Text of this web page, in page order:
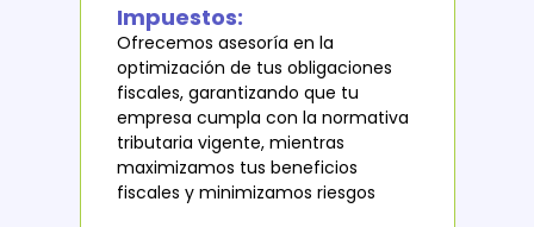
Impuestos:
Ofrecemos asesoría en la
optimización de tus obligaciones
fiscales, garantizando que tu
empresa cumpla con la normativa
tributaria vigente, mientras
maximizamos tus beneficios
fiscales y minimizamos riesgos